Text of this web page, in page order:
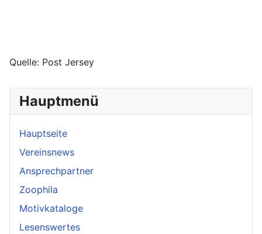
Hauptmenü
Hauptseite
Vereinsnews
Ansprechpartner
Zoophila
Motivkataloge
Lesenswertes
Quelle: Post Jersey